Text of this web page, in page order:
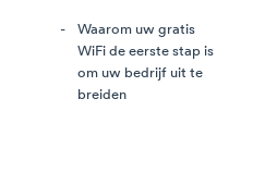
Waarom uw gratis
WiFi de eerste stap is
om uw bedrijf uit te
breiden